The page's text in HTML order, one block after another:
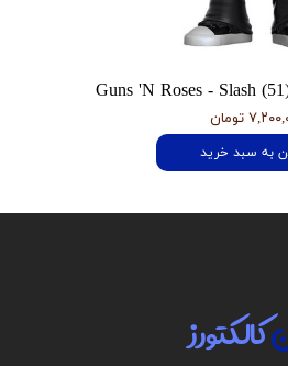
تومان
به سبد خرید
کالکتورز